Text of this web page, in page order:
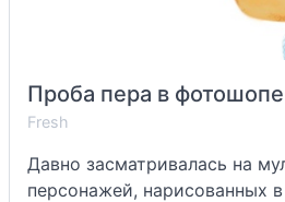
Проба пера в фотошопе
Fresh
Давно засматривалась на
персонажей, нарисованных